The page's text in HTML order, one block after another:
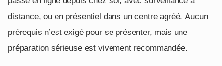
distance, ou en présentiel dans un centre agréé. Aucun
prérequis n’est exigé pour se présenter, mais une
préparation sérieuse est vivement recommandée.